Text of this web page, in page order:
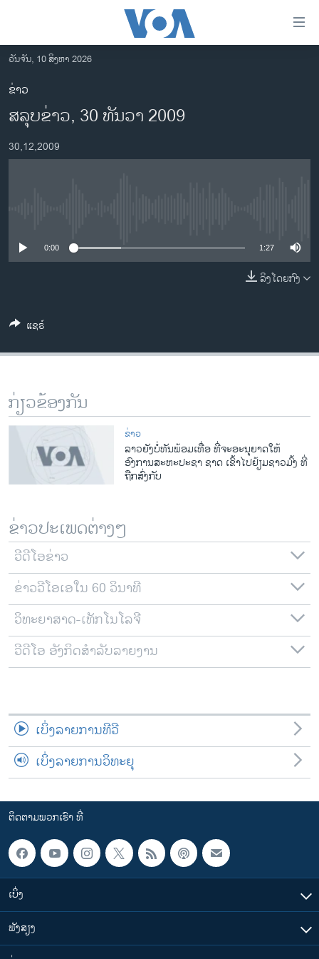
ເຂົ້າ
ຫາ
ຂ້າມ
ຂ້າມ
ໄປ
ອາເມຣິກາ
ການເລືອກຕັ້ງ ປະທານາທີບໍດີ ສະຫະລັດ 2024
ອິດສະຫຼະພາບດ້ານການຂ່າວ
ວິທະຍາສາດ-ເທັກໂນໂລຈີ
ທຸລະກິດ
ວີດີໂອ
ລາຍການກະຈາຍສຽງ
ລາຍງານ
ຕິດຕາມພວກເຮົາ ທີ່
ພາສາຕ່າງໆ
ວັນຈັນ, 10 ສິງຫາ 2026
ຂ່າວ
ສລຸບຂ່າວ, 30 ທັນວາ 2009
30,12,2009
0:00 1:27
ລິງໂດຍກົງ
ແຊຣ໌
ກ່ຽວຂ້ອງກັນ
ຂ່າວ
ລາວຍັງບໍ່ທັນພ້ອມເທື່ອ ທີ່ຈະອະນຸຍາດໃຫ້
ອົງການສະຫະປະຊາ ຊາດ ເຂົ້າໄປຢ້ຽມຊາວມົ້ງ ທີ່
ຖືກສົ່ງກັບ
ຂ່າວປະເພດຕ່າງໆ
ວີດີໂອຂ່າວ
ຂ່າວວີໂອເອໃນ 60 ວິນາທີ
ວິທະຍາສາດ-ເທັກໂນໂລຈີ
ວີດີໂອ ອັງກິດສຳລັບລາຍງານ
ເບິ່ງລາຍການທີວີ
ເບິ່ງລາຍການວິທະຍຸ
ຕິດຕາມພວກເຮົາ ທີ່
ເບິ່ງ
ຟັງສຽງ